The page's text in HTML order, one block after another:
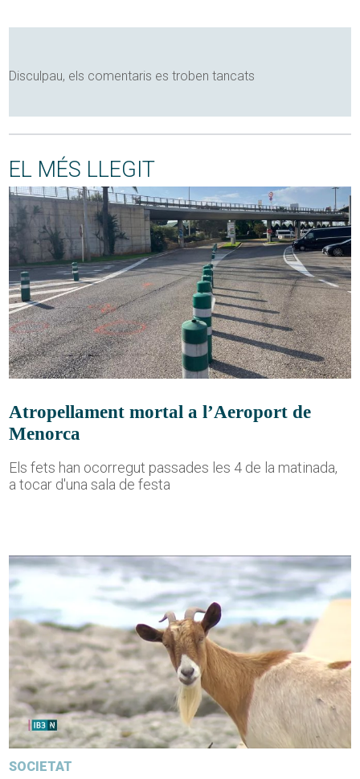
Disculpau, els comentaris es troben tancats
EL MÉS LLEGIT
Atropellament mortal a l’Aeroport de
Menorca
Els fets han ocorregut passades les 4 de la matinada,
a tocar d'una sala de festa
SOCIETAT